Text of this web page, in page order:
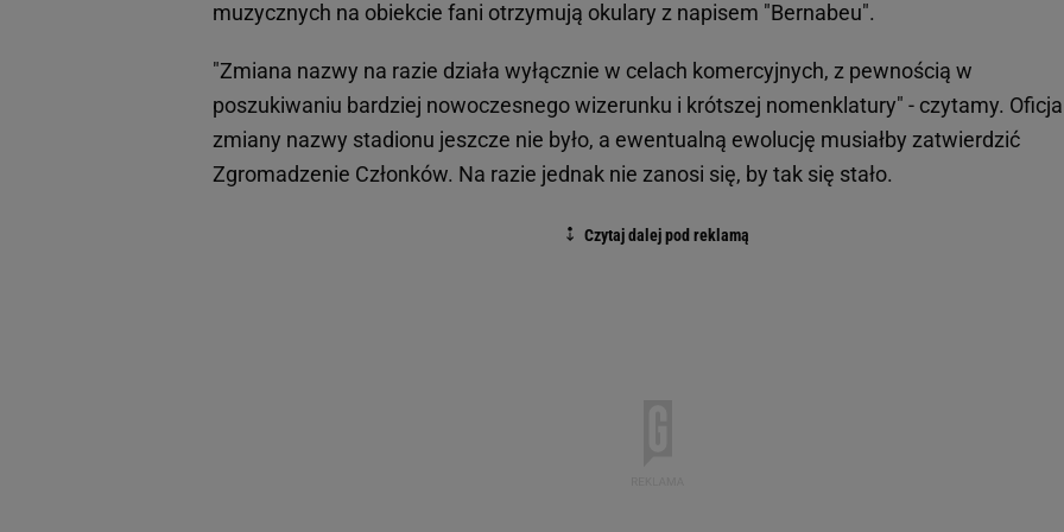
muzycznych na obiekcie fani otrzymują okulary z napisem "Bernabeu".
"Zmiana nazwy na razie działa wyłącznie w celach komercyjnych, z pewnością w
poszukiwaniu bardziej nowoczesnego wizerunku i krótszej nomenklatury" - czytamy.
zmiany nazwy stadionu jeszcze nie było, a ewentualną ewolucję musiałby zatwierdzić
Zgromadzenie Członków. Na razie jednak nie zanosi się, by tak się stało.